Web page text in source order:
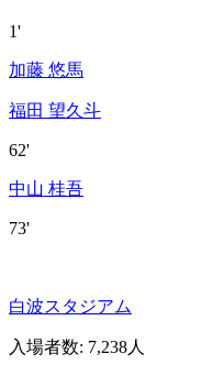
1'
加藤 悠馬
福田 望久斗
62'
中山 桂吾
73'
白波スタジアム
入場者数: 7,238人